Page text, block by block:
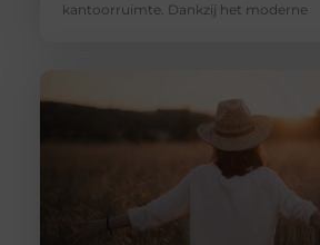
kantoorruimte. Dankzij het moderne